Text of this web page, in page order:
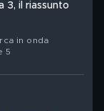
3, il riassunto
in onda
5